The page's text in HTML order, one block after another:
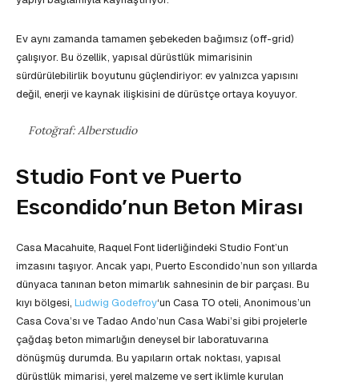
Ev aynı zamanda tamamen şebekeden bağımsız (off-grid)
çalışıyor. Bu özellik, yapısal dürüstlük mimarisinin
sürdürülebilirlik boyutunu güçlendiriyor: ev yalnızca yapısını
değil, enerji ve kaynak ilişkisini de dürüstçe ortaya koyuyor.
Fotoğraf: Alberstudio
Studio Font ve Puerto
Escondido’nun Beton Mirası
Casa Macahuite, Raquel Font liderliğindeki Studio Font’un
imzasını taşıyor. Ancak yapı, Puerto Escondido’nun son yıllarda
dünyaca tanınan beton mimarlık sahnesinin de bir parçası. Bu
kıyı bölgesi, Ludwig Godefroy‘un Casa TO oteli, Anonimous’un
Casa Cova’sı ve Tadao Ando’nun Casa Wabi’si gibi projelerle
çağdaş beton mimarlığın deneysel bir laboratuvarına
dönüşmüş durumda. Bu yapıların ortak noktası, yapısal
dürüstlük mimarisi, yerel malzeme ve sert iklimle kurulan